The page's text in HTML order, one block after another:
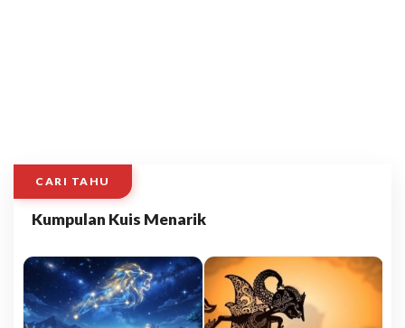
CARI TAHU
Kumpulan Kuis Menarik